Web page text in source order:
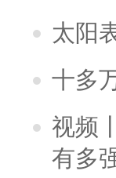
太阳
十多
视频
有多